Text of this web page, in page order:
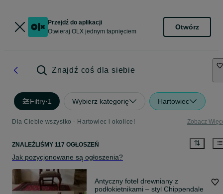
Przejdź do aplikacji
Otwieraj OLX jednym tapnięciem
Otwórz
Znajdź coś dla siebie
Filtry·1 Wybierz kategorię Hartowiec
Dla Ciebie wszystko - Hartowiec i okolice! Zobacz
ZNALEŹLIŚMY 117 OGŁOSZEŃ
Jak pozycjonowane są ogłoszenia?
Antyczny fotel drewniany z
podłokietnikami – styl Chippendale